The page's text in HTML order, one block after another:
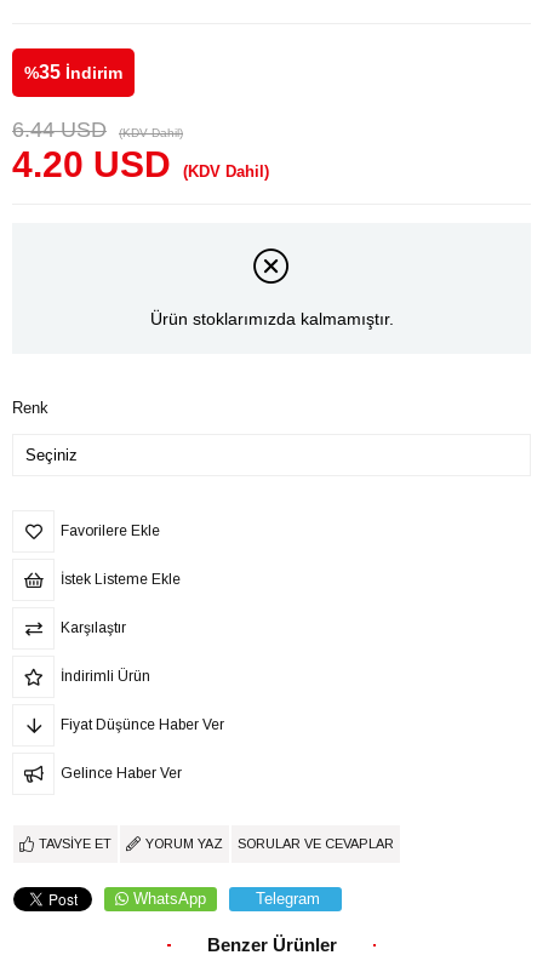
%35 İndirim
6.44 USD (KDV Dahil)
4.20 USD (KDV Dahil)
Ürün stoklarımızda kalmamıştır.
Renk
Favorilere Ekle
İstek Listeme Ekle
Karşılaştır
İndirimli Ürün
Fiyat Düşünce Haber Ver
Gelince Haber Ver
TAVSIYE ET YORUM YAZ SORULAR VE CEVAPLAR
WhatsApp Telegram
Benzer Ürünler